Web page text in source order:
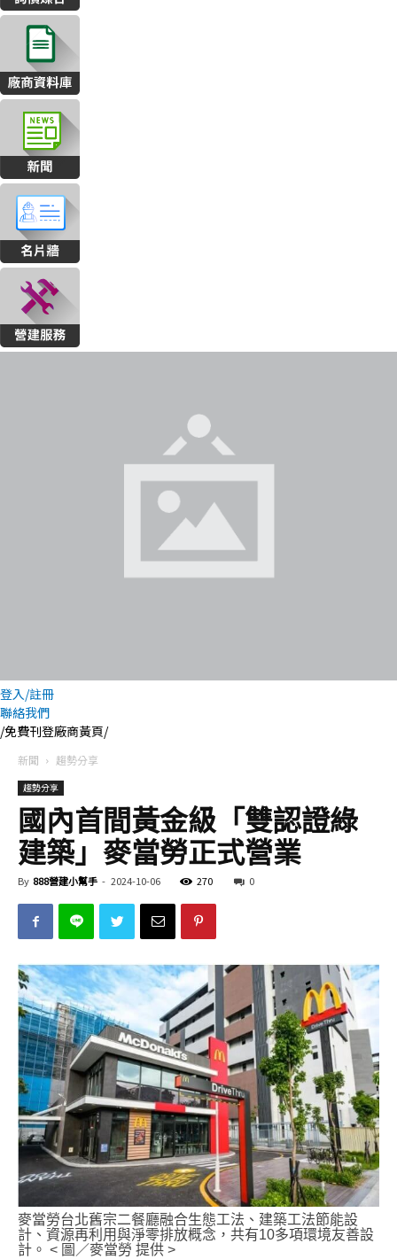
登入/註冊
聯絡我們
/免費刊登廠商黃頁/
新聞 趨勢分享
趨勢分享
國內首間黃金級「雙認證綠
建築」麥當勞正式營業
By 888營建小幫手 - 2024-10-06 270 0
麥當勞台北舊宗二餐廳融合生態工法、建築工法節能設
計、資源再利用與淨零排放概念，共有10多項環境友善設
計。 < 圖／麥當勞 提供 >